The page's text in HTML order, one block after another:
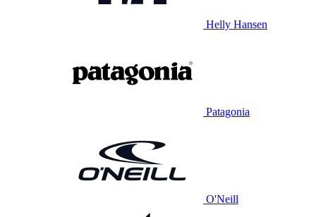
Helly Hansen
Patagonia
O'Neill